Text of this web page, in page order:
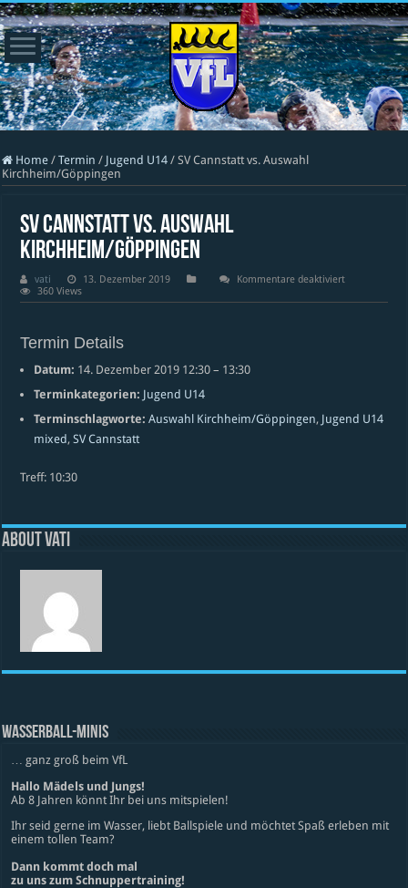
Home / Termin / Jugend U14 / SV Cannstatt vs. Auswahl
Kirchheim/Göppingen
SV Cannstatt vs. Auswahl
Kirchheim/Göppingen
vati 13. Dezember 2019 Kommentare deaktiviertfür
Cannstatt
360 Views
Termin Details
Datum: 14. Dezember 2019 12:30 – 13:30
Terminkategorien: Jugend U14
Terminschlagworte: Auswahl Kirchheim/Göppingen, Jugend U14
mixed,SV Cannstatt
Treff: 10:30
About vati
WASSERBALL-MINIS
… ganz groß beim VfL
Hallo Mädels und Jungs!
Ab 8 Jahren könnt Ihr bei uns mitspielen!
Ihr seid gerne im Wasser, liebt Ballspiele und möchtet Spaß erleben mit
einem tollen Team?
Dann kommt doch mal
zu uns zum Schnuppertraining!